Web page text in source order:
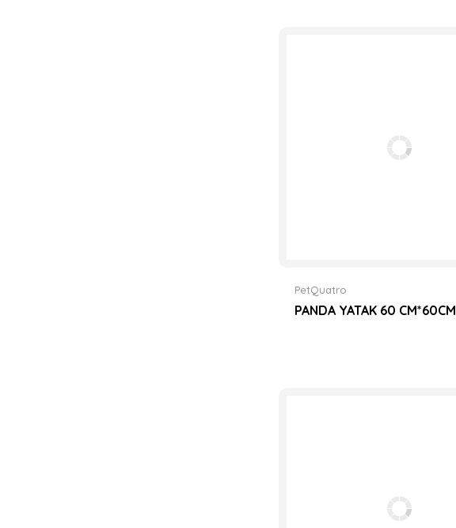
PetQuatro
PANDA YATAK 60 CM*60CM